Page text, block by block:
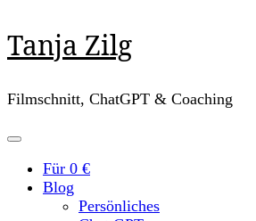
Tanja Zilg
Filmschnitt, ChatGPT & Coaching
Für 0 €
Blog
Persönliches